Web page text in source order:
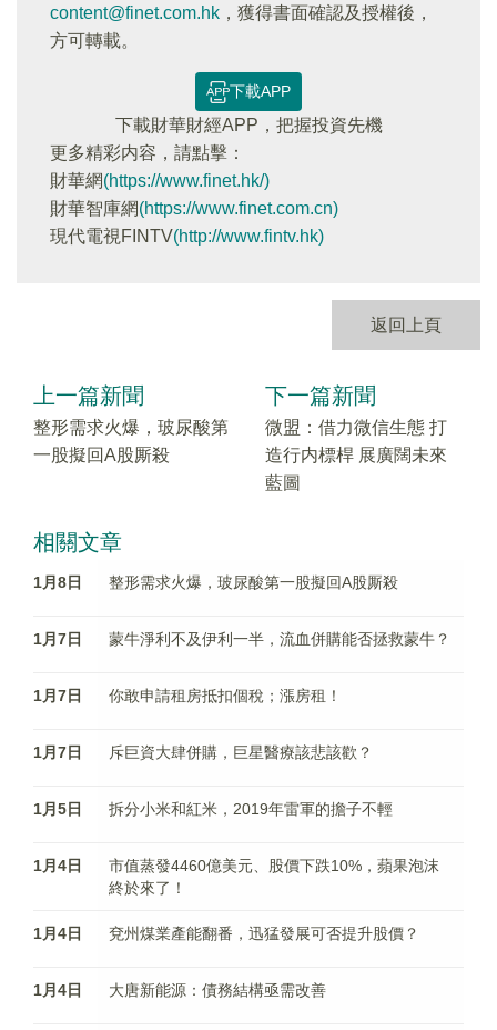
content@finet.com.hk ，獲得書面確認及授權後，
方可轉載。
下載APP
下載財華財經APP，把握投資先機
更多精彩内容，請點擊：
財華網(https://www.finet.hk/)
財華智庫網(https://www.finet.com.cn)
現代電視FINTV(http://www.fintv.hk)
返回上頁
上一篇新聞
整形需求火爆，玻尿酸第
一股擬回A股厮殺
下一篇新聞
微盟：借力微信生態 打
造行内標桿 展廣闊未來
藍圖
相關文章
1月8日 整形需求火爆，玻尿酸第一股擬回A股厮殺
1月7日 蒙牛淨利不及伊利一半，流血併購能否拯救蒙牛？
1月7日 你敢申請租房抵扣個稅；漲房租！
1月7日 斥巨資大肆併購，巨星醫療該悲該歡？
1月5日 拆分小米和紅米，2019年雷軍的擔子不輕
1月4日
市值蒸發4460億美元、股價下跌10%，蘋果泡沫
終於來了！
1月4日 兗州煤業產能翻番，迅猛發展可否提升股價？
1月4日 大唐新能源：債務結構亟需改善